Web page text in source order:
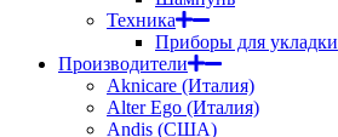
Техника
Приборы для укладки
Производители
Aknicare (Италия)
Alter Ego (Италия)
Andis (США)